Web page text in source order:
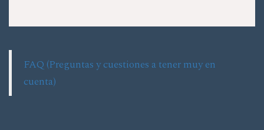
FAQ (Preguntas y cuestiones a tener muy en
cuenta)